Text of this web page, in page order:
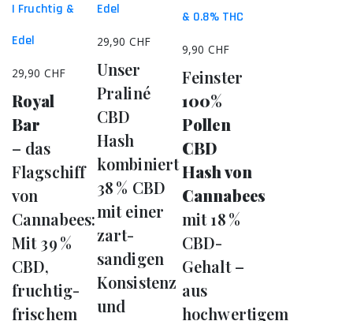
| Fruchtig &
Edel
29,90 CHF
Royal
Bar
– das
Flagschiff
von
Cannabees:
Mit 39 %
CBD,
fruchtig-
frischem
Edel
29,90 CHF
Unser
Praliné
CBD
Hash
kombiniert
38 % CBD
mit einer
zart-
sandigen
Konsistenz
und
& 0.8% THC
9,90 CHF
Feinster
100%
Pollen
CBD
Hash von
Cannabees
mit 18 %
CBD-
Gehalt –
aus
hochwertigem